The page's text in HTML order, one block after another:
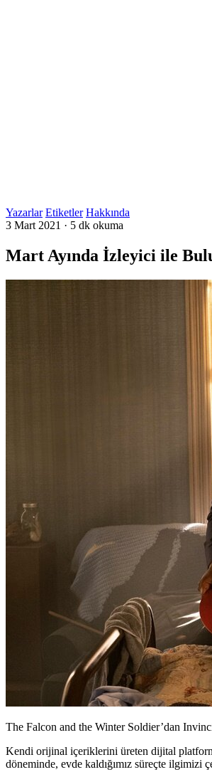
Yazarlar Etiketler Hakkında
3 Mart 2021 · 5 dk okuma
Mart Ayında İzleyici ile
The Falcon and the Winter Soldier’dan
Kendi orijinal içeriklerini üreten dijital
döneminde, evde kaldığımız süreçte